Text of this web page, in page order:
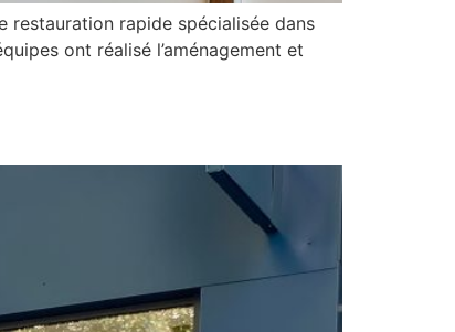
restauration rapide spécialisée dans
ont réalisé l’aménagement et